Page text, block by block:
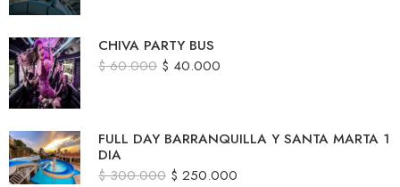
CHIVA PARTY BUS
$60.000 $ 40.000
FULL DAY BARRANQUILLA Y SANTA MARTA 1
DIA
$300.000 $ 250.000